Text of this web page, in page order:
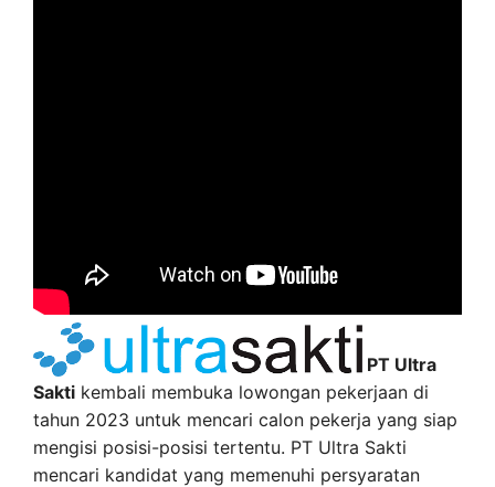
PT Ultra
Sakti kembali membuka lowongan pekerjaan di
tahun 2023 untuk mencari calon pekerja yang siap
mengisi posisi-posisi tertentu. PT Ultra Sakti
mencari kandidat yang memenuhi persyaratan